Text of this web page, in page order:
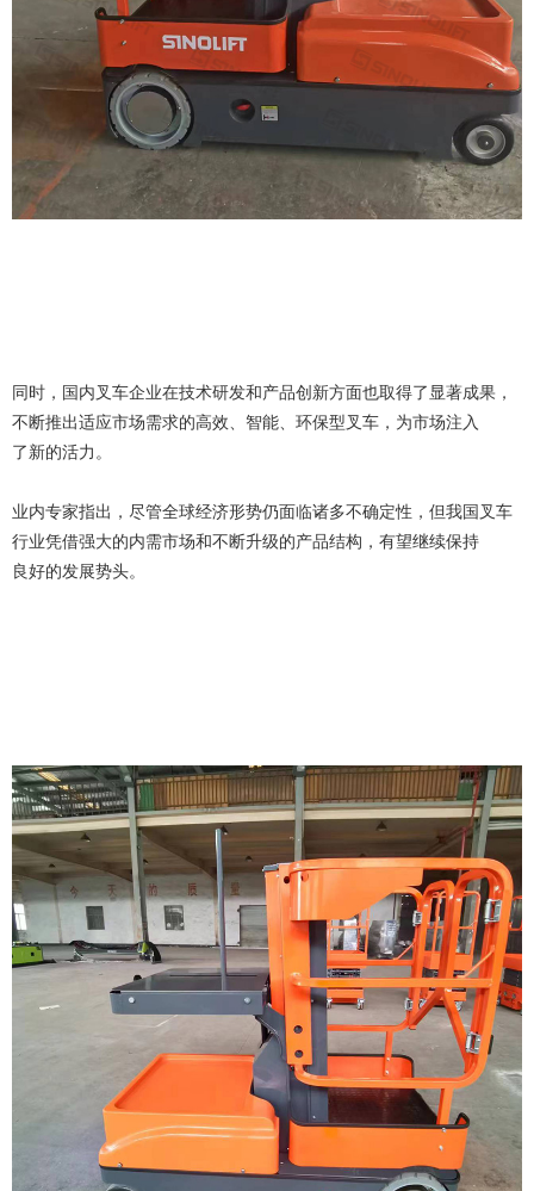
同时，国内叉车企业在技术研发和产品创新方面也取得了显著成果，
不断推出适应市场需求的高效、智能、环保型叉车，为市场注入
了新的活力。
业内专家指出，尽管全球经济形势仍面临诸多不确定性，但我国叉车
行业凭借强大的内需市场和不断升级的产品结构，有望继续保持
良好的发展势头。